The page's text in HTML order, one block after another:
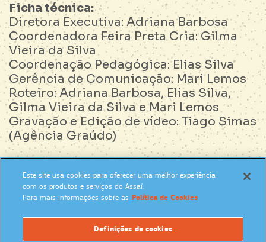
Ficha técnica:
Diretora Executiva: Adriana Barbosa
Coordenadora Feira Preta Cria: Gilma
Vieira da Silva
Coordenação Pedagógica: Elias Silva
Gerência de Comunicação: Mari Lemos
Roteiro: Adriana Barbosa, Elias Silva,
Gilma Vieira da Silva e Mari Lemos
Gravação e Edição de vídeo: Tiago Simas
(Agência Graúdo)
SIGA NAS REDES SOCIAIS:
Este site usa cookies para oferecer uma melhor experiência
com os produtos e serviços do Assaí.
Para mais informações sobre as Política de Cookies
Definições de cookies